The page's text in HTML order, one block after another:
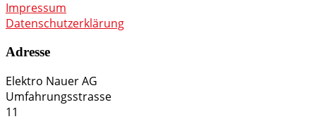
Impressum
Datenschutzerklärung
Adresse
Elektro Nauer AG
Umfahrungsstrasse
11